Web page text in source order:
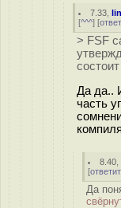
7.33 ,
[^^^] [
> FSF
Да да..
часть
8.40
[
Да